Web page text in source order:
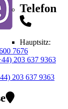
Telefon
Hauptsitz:
7676
203 637 9363
203 637 9363